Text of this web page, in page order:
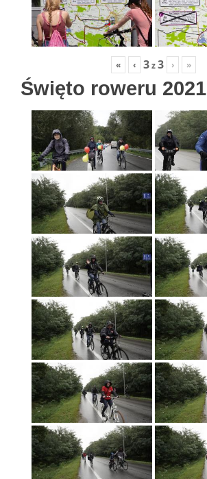
« ‹ 3z3 › »
Święto roweru 2021